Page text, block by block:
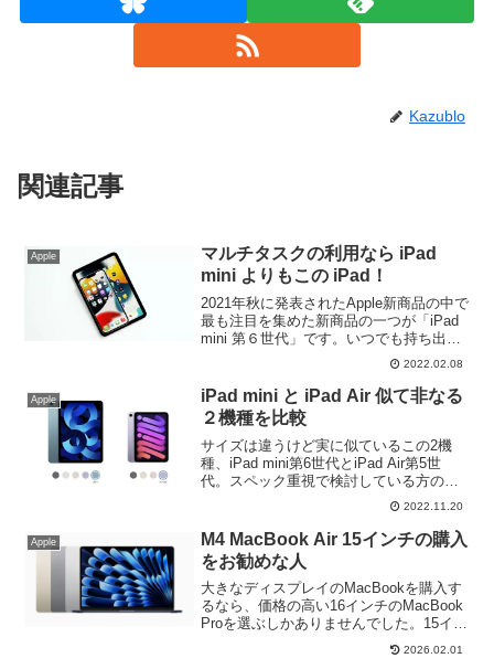
Kazublo
関連記事
Apple
マルチタスクの利用なら iPad
mini よりもこの iPad！
2021年秋に発表されたApple新商品の中で
最も注目を集めた新商品の一つが「iPad
mini 第６世代」です。いつでも持ち出せ
るサイズで性能面でも申し分ないのです
が、本当に万能な iPad かと考えるとそう
ではありません。ではどんな使い方が多
い方には不向きなのでしょうか！？必見
です！
2022.02.08
Apple
iPad mini と iPad Air 似て非なる
２機種を比較
サイズは違うけど実に似ているこの2機
種、iPad mini第6世代とiPad Air第5世
代。スペック重視で検討している方の中
には、この2機種で検討中の方も多いで
す。どういった方にどちらの機種がお勧
めか、解りやすく簡潔に解説していきま
す。
2022.11.20
Apple
M4 MacBook Air 15インチの購入
をお勧めな人
大きなディスプレイのMacBookを購入す
るなら、価格の高い16インチのMacBook
Proを選ぶしかありませんでした。15イン
チのMacBook Airを待っていた方はベス
2026.02.01